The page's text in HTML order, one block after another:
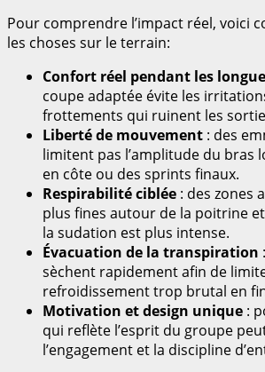
Pour comprendre l’impact réel, voici
les choses sur le terrain:
Confort réel pendant les
coupe adaptée évite les
frottements qui ruinent les
Liberté de mouvement : des
limitent pas l’amplitude du bras
en côte ou des sprints finaux.
Respirabilité ciblée : des zones
plus fines autour de la poitrine
la sudation est plus intense.
Évacuation de la transpiration
sèchent rapidement afin de
refroidissement trop brutal en
Motivation et design unique :
qui reflète l’esprit du groupe
l’engagement et la discipline